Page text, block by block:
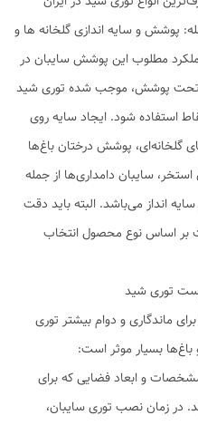
پوشش و سایه اندازی گلخانه ها و
مطلوب این پوشش سایبان در
تحت پوشش، موجب شده توری شید
استفاده شود. ایجاد سایه روی
گلخانه‌ای، پوشش درختان باغ‌ها
سایبان دامداری‌ها از جمله
انداز می‌باشد. البته باید دقت
بر اساس نوع محصول انتخاب
توری شید
ماندگاری و دوام بیشتر توری
باغ‌ها بسیار موثر است:
و ابعاد فضایی که برای
در زمان نصب توری سایبان،